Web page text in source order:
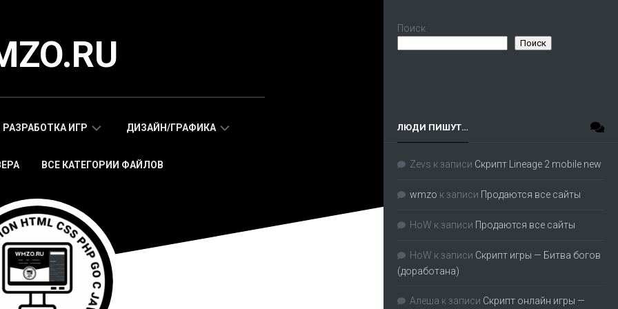
РАЗРАБОТКА ИГР
МОБИЛЬНЫХ
ИГР
HTML5
ИГРЫ
СКРИПТЫ
WEB
ДИЗАЙН/ГРАФИКА
HTML5
ВСЕ КАТЕГОРИИ ФАЙЛОВ
Поиск
Поиск
ЛЮДИ ПИШУТ…
Zevs к записи Скрипт Lineage 2 mobile new
wmzo к записи Продаются все сайты
HoW к записи Продаются все сайты
HoW к записи Скрипт игры — Битва богов
(доработана)
Алеша к записи Скрипт онлайн игры —